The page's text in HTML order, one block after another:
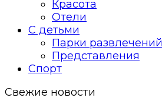
Красота
Отели
С детьми
Парки развлечений
Представления
Спорт
Свежие новости